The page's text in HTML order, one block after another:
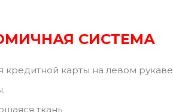
СИСТЕМА
кредитной карты на левом рукаве
ткань